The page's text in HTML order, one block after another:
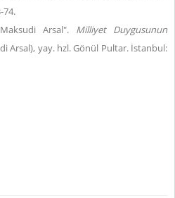
74.
Arsal". Milliyet Duygusunun
Arsal), yay. hzl. Gönül Pultar. İstanbul: